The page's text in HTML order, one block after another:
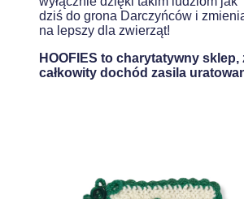
dziś do grona Darczyńców i
na lepszy dla zwierząt!
HOOFIES to charytatywny sklep,
całkowity dochód zasila